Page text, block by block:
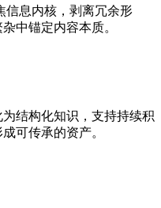
信息内核，剥离冗余形
中锚定内容本质。
结构化知识，支持持续积
可传承的资产。